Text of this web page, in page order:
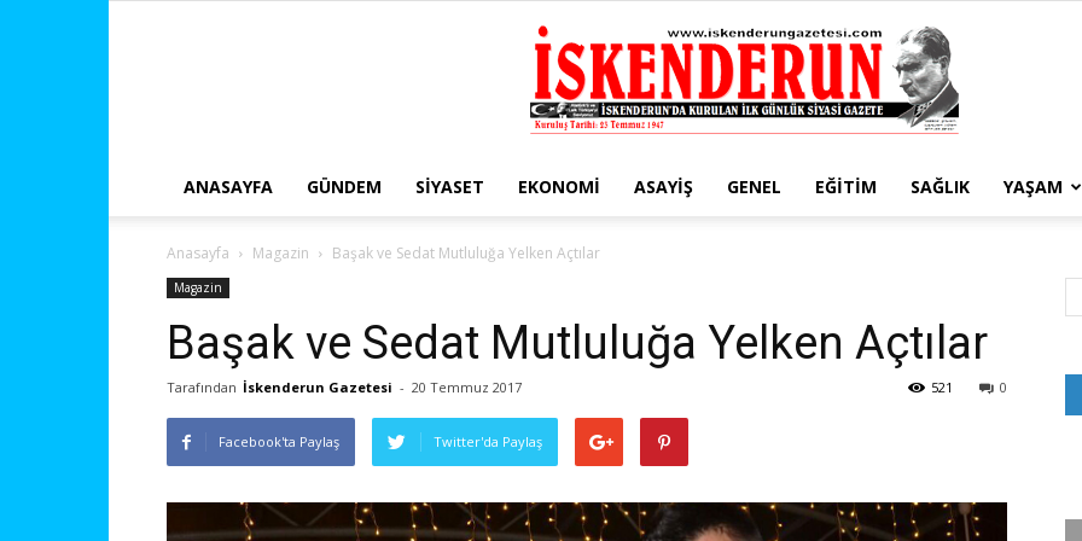
ANASAYFA GÜNDEM SIYASET EKONOMI ASAYIŞ GENEL EĞITIM SAĞLIK YAŞAM
Anasayfa Magazin Başak ve Sedat Mutluluğa Yelken Açtılar
Magazin
Başak ve Sedat Mutluluğa Yelken Açtılar
Tarafından İskenderun Gazetesi - 20 Temmuz 2017 0
521
Facebook'ta Paylaş Twitter'da Paylaş